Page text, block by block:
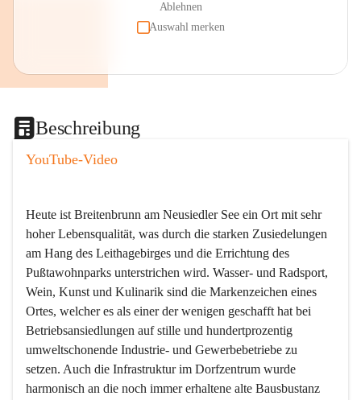
Ablehnen
Auswahl merken
Beschreibung
YouTube-Video
Heute ist Breitenbrunn am Neusiedler See ein Ort mit sehr
hoher Lebensqualität, was durch die starken Zusiedelungen
am Hang des Leithagebirges und die Errichtung des
Pußtawohnparks unterstrichen wird. Wasser- und Radsport,
Wein, Kunst und Kulinarik sind die Markenzeichen eines
Ortes, welcher es als einer der wenigen geschafft hat bei
Betriebsansiedlungen auf stille und hundertprozentig
umweltschonende Industrie- und Gewerbebetriebe zu
setzen. Auch die Infrastruktur im Dorfzentrum wurde
harmonisch an die noch immer erhaltene alte Bausbustanz